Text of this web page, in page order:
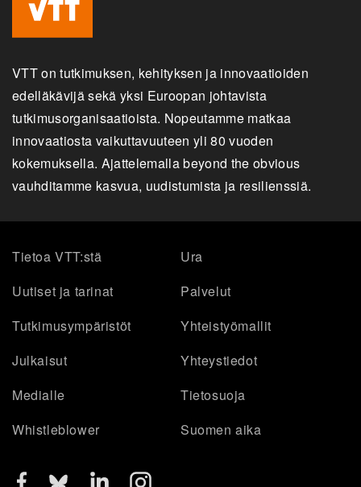
VTT on tutkimuksen, kehityksen ja innovaatioiden
edelläkävijä sekä yksi Euroopan johtavista
tutkimusorganisaatioista. Nopeutamme matkaa
innovaatiosta vaikuttavuuteen yli 80 vuoden
kokemuksella. Ajattelemalla beyond the obvious
vauhditamme kasvua, uudistumista ja resilienssiä.
Tietoa VTT:stä
Ura
Uutiset ja tarinat
Palvelut
Tutkimusympäristöt
Yhteistyömallit
Julkaisut
Yhteystiedot
Medialle
Tietosuoja
Whistleblower
Suomen aika